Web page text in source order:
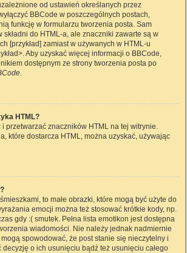
od ustawień określanych przez
BBCode w poszczególnych postach,
funkcję w formularzu tworzenia posta. Sam
składni do HTML-a, ale znaczniki zawarte są w
[przykład] zamiast w używanych w HTML-u
Aby uzyskać więcej informacji o BBCode,
dostępnym ze strony tworzenia posta po
.
HTML?
i przetwarzać znaczników HTML na tej witrynie.
które dostarcza HTML, można uzyskać, używając
to małe obrazki, które mogą być użyte do
emocji można też stosować krótkie kody, np.
gdy :( smutek. Pełna lista emotikon jest dostępna
wiadomości. Nie należy jednak nadmiernie
spowodować, że post stanie się nieczytelny i
o ich usunięciu bądź też usunięciu całego